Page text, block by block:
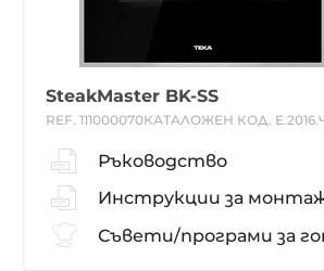
SteakMaster BK-SS
REF. 111000070КАТАЛОЖЕН КОД.
Ръководство
Инструкции за
Съвети/програми за